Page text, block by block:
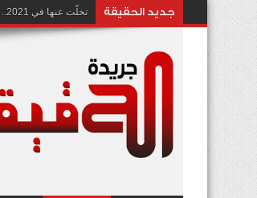
جديد الحقيقة تخلّت عنها في 2021.. ميتا تعيد إحياء تقنية تثير الجدل بشأن انتهاك الخصوصية